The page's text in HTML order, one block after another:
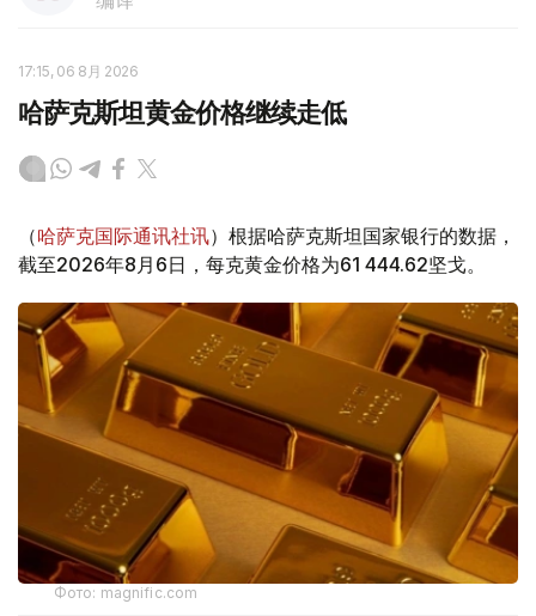
17:15, 06 8月 2026
哈萨克斯坦黄金价格继续走低
（哈萨克国际通讯社讯）根据哈萨克斯坦国家银行的数据，
截至2026年8月6日，每克黄金价格为61 444.62坚戈。
Фото: magnific.com